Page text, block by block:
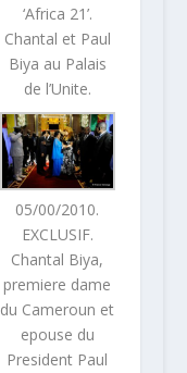
‘Africa 21’.
Chantal et Paul
Biya au Palais
de l’Unite.
05/00/2010.
EXCLUSIF.
Chantal Biya,
premiere dame
du Cameroun et
epouse du
President Paul